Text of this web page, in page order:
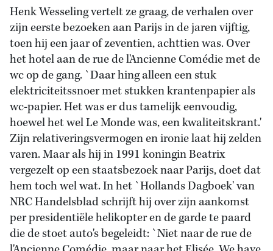
Henk Wesseling vertelt ze graag, de verhalen over
zijn eerste bezoeken aan Parijs in de jaren vijftig,
toen hij een jaar of zeventien, achttien was. Over
het hotel aan de rue de l'Ancienne Comédie met de
wc op de gang. `Daar hing alleen een stuk
elektriciteitssnoer met stukken krantenpapier als
wc-papier. Het was er dus tamelijk eenvoudig,
hoewel het wel Le Monde was, een kwaliteitskrant.'
Zijn relativeringsvermogen en ironie laat hij zelden
varen. Maar als hij in 1991 koningin Beatrix
vergezelt op een staatsbezoek naar Parijs, doet dat
hem toch wel wat. In het `Hollands Dagboek' van
NRC Handelsblad schrijft hij over zijn aankomst
per presidentiële helikopter en de garde te paard
die de stoet auto's begeleidt: `Niet naar de rue de